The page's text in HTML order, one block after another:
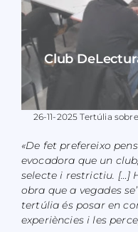
Club
26-11-2025 Tertúlia
«De fet prefereixo
evocadora que un
selecte i restrictiu. […]
obra que a vegades
tertúlia és posar en
experiències i les